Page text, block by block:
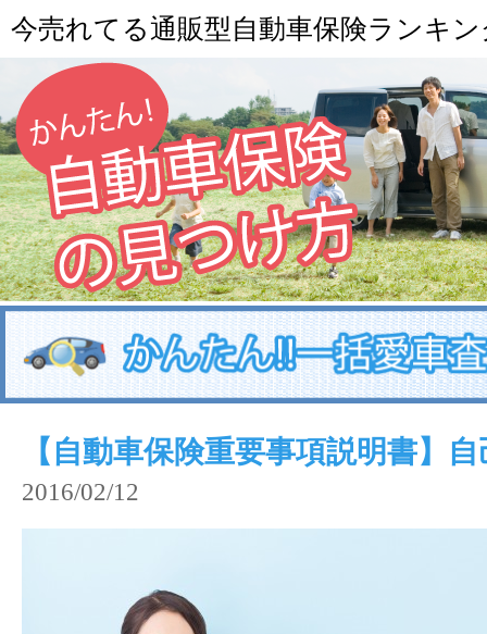
今売れてる通販型自動車保険ランキン
【自動車保険重要事項説明書】
2016/02/12